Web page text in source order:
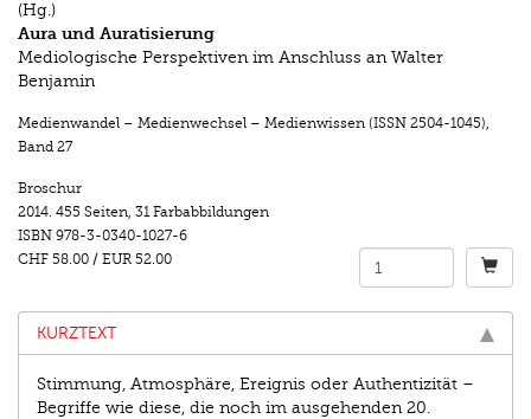
(Hg.)
Aura und Auratisierung
Mediologische Perspektiven im Anschluss an Walter
Benjamin
Medienwandel – Medienwechsel – Medienwissen (ISSN 2504-1045),
Band 27
Broschur
2014. 455 Seiten, 31 Farbabbildungen
ISBN 978-3-0340-1027-6
CHF 58.00 / EUR 52.00
KURZTEXT
Stimmung, Atmosphäre, Ereignis oder Authentizität –
Begriffe wie diese, die noch im ausgehenden 20.